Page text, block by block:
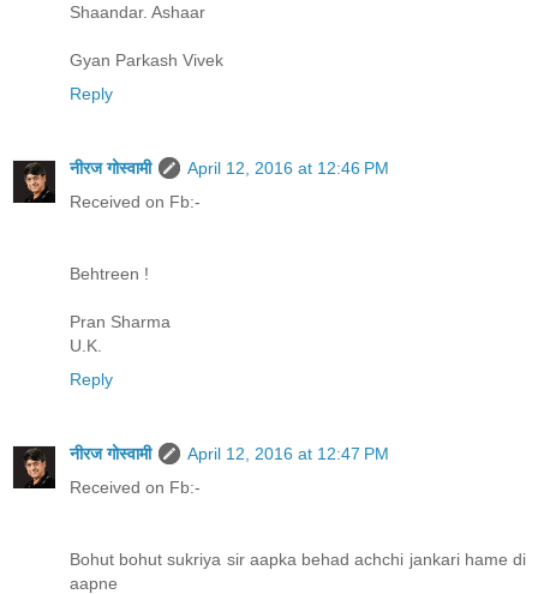
Shaandar. Ashaar
Gyan Parkash Vivek
Reply
नीरज गोस्वामी
April 12, 2016 at 12:46 PM
Received on Fb:-
Behtreen !
Pran Sharma
U.K.
Reply
नीरज गोस्वामी
April 12, 2016 at 12:47 PM
Received on Fb:-
Bohut bohut sukriya sir aapka behad achchi jankari hame di
aapne